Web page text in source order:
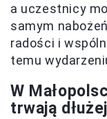
a uczestnicy
samym
radości i
temu
W
trwają dłużej